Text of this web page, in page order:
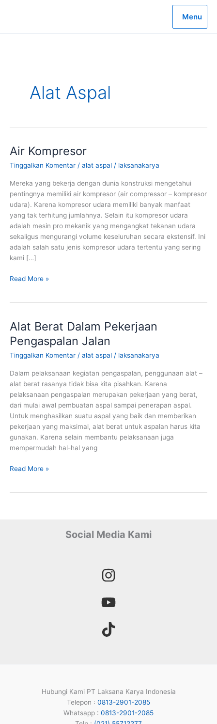
Menu
Alat Aspal
Air Kompresor
Tinggalkan Komentar / alat aspal / laksanakarya
Mereka yang bekerja dengan dunia konstruksi mengetahui
pentingnya memiliki air kompresor (air compressor – kompresor
udara). Karena kompresor udara memiliki banyak manfaat
yang tak terhitung jumlahnya. Selain itu kompresor udara
adalah mesin pro mekanik yang mengangkat tekanan udara
sekaligus mengurangi volume keseluruhan secara ekstensif. Ini
adalah salah satu jenis kompresor udara tertentu yang sering
kami […]
Air
Read More »
Alat Berat Dalam Pekerjaan
Pengaspalan Jalan
Tinggalkan Komentar / alat aspal / laksanakarya
Dalam pelaksanaan kegiatan pengaspalan, penggunaan alat –
alat berat rasanya tidak bisa kita pisahkan. Karena
pelaksanaan pengaspalan merupakan pekerjaan yang berat,
dari mulai awal pembuatan aspal sampai penerapan aspal.
Untuk menghasilkan suatu aspal yang baik dan memberikan
pekerjaan yang maksimal, alat berat untuk aspalan harus kita
gunakan. Karena selain membantu pelaksanaan juga
mempermudah hal-hal yang
Alat
Read More »
Social Media Kami
Hubungi Kami PT Laksana Karya Indonesia
Telepon : 0813-2901-2085
Whatsapp : 0813-2901-2085